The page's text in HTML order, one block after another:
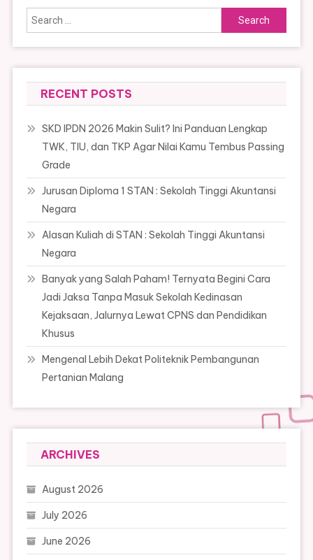
Search
for:
RECENT POSTS
SKD IPDN 2026 Makin Sulit? Ini Panduan Lengkap
TWK, TIU, dan TKP Agar Nilai Kamu Tembus Passing
Grade
Jurusan Diploma 1 STAN : Sekolah Tinggi Akuntansi
Negara
Alasan Kuliah di STAN : Sekolah Tinggi Akuntansi
Negara
Banyak yang Salah Paham! Ternyata Begini Cara
Jadi Jaksa Tanpa Masuk Sekolah Kedinasan
Kejaksaan, Jalurnya Lewat CPNS dan Pendidikan
Khusus
Mengenal Lebih Dekat Politeknik Pembangunan
Pertanian Malang
ARCHIVES
August 2026
July 2026
June 2026